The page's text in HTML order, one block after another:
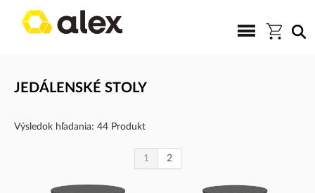
JEDÁLENSKÉ STOLY
Výsledok hľadania: 44 Produkt
1 2